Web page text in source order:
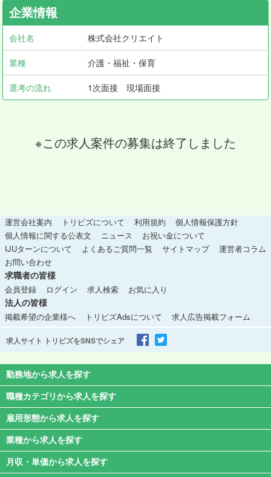
企業情報
会社名 株式会社クリエイト
業種 介護・福祉・保育
選考の流れ 1次面接 現場面接
※この求人案件の募集は終了しました
運営会社案内 トリビズについて 利用規約
個人情報保護方針
個人情報に関する公表文
ニュース
お祝い金について
IJUターンについて
よくあるご質問一覧 サイトマップ
運営者コラム
お問い合わせ
求職者の皆様
会員登録 ログイン 求人検索 お気に入り
法人の皆様
掲載希望の企業様へ トリビズAdsについて 求人広告掲載フォーム
求人サイト トリビズをSNSでシェア
勤務地から求人を探す
職種カテゴリから求人を探す
雇用形態から求人を探す
業種から求人を探す
月収・単価から求人を探す